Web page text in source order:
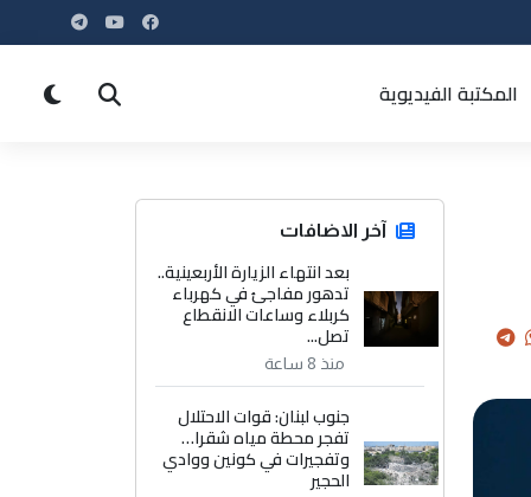
المكتبة الفيديوية
آخر الاضافات
بعد انتهاء الزيارة الأربعينية..
تدهور مفاجئ في كهرباء
كربلاء وساعات الانقطاع
تصل...
منذ 8 ساعة
جنوب لبنان: قوات الاحتلال
تفجر محطة مياه شقرا…
وتفجيرات في كونين ووادي
الحجير